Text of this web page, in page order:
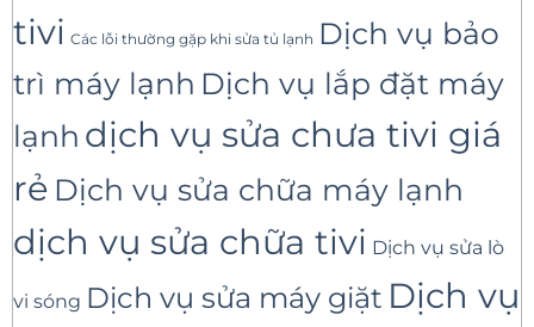
tivi Các lỗi thường gặp khi sửa tủ lạnh Dịch vụ bảo
trì máy lạnh Dịch vụ lắp đặt máy
lạnh dịch vụ sửa chưa tivi giá
rẻ Dịch vụ sửa chữa máy lạnh
dịch vụ sửa chữa tivi Dịch vụ sửa lò
vi sóng Dịch vụ sửa máy giặt Dịch vụ